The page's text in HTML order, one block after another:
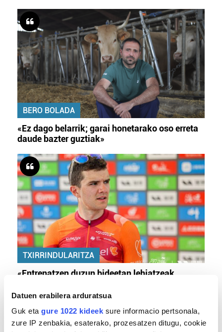
Datuen erabilera arduratsua
Guk eta gure 1022 kideek sure informacio pertsonala,
zure IP zenbakia, esaterako, prozesatzen ditugu, cookie
BERO BOLADA
«Ez dago belarrik; garai honetarako oso erreta
daude bazter guztiak»
TXIRRINDULARITZA
«Entrenatzen duzun bideetan lehiatzeak